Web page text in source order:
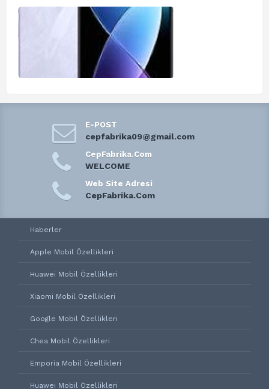
E-POST
cepfabrika09@gmail.com
CepFabrika.Com
WELCOME
Web Site Adresi
CepFabrika.Com
Haberler
Apple Mobil Özellikleri
Huawei Mobil Özellikleri
Xiaomi Mobil Özellikleri
Google Mobil Özellikleri
Chea Mobil Özellikleri
Emporia Mobil Özellikleri
Huawei Mobil Özellikleri